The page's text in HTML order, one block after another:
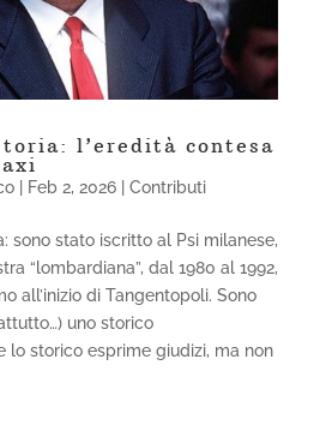
l’eredità contesa
| Feb 2, 2026| Contributi
sono stato iscritto al Psi milanese,
“lombardiana”, dal 1980 al 1992,
all’inizio di Tangentopoli. Sono
uno storico
lo storico esprime giudizi, ma non